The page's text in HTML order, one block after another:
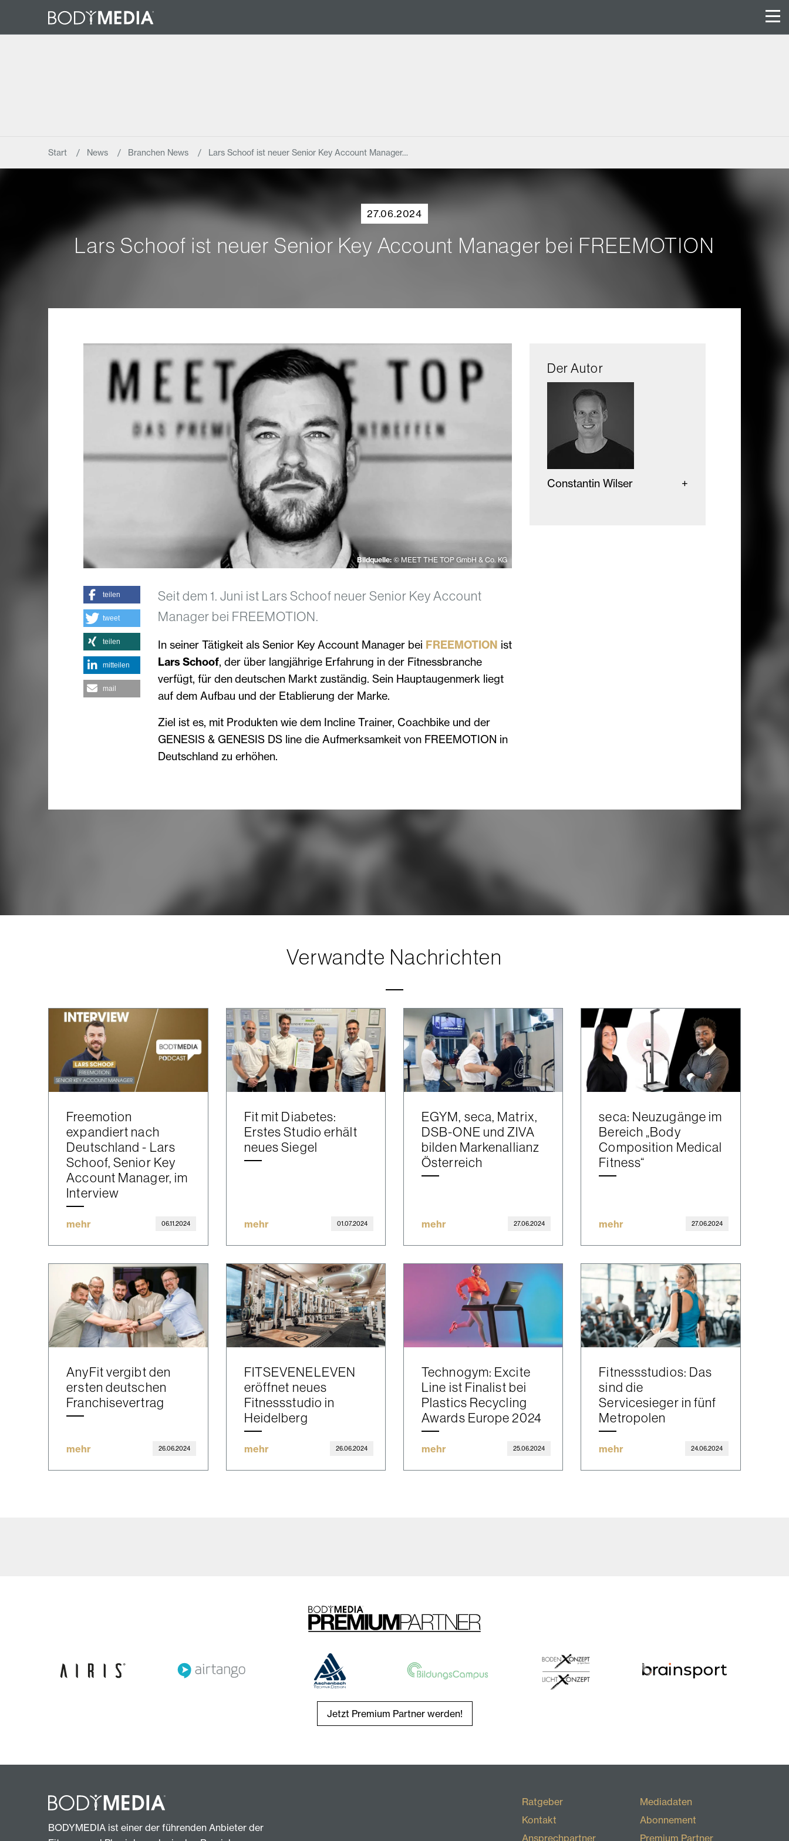
Start News Branchen News Lars Schoof ist neuer Senior Key Account Manager…
27.06.2024
Lars Schoof ist neuer Senior Key Account Manager bei FREEMOTION
Bildquelle: © MEET THE TOP GmbH & Co. KG
Seit dem 1. Juni ist Lars Schoof neuer Senior Key Account
Manager bei FREEMOTION.
In seiner Tätigkeit als Senior Key Account Manager bei FREEMOTION ist
Lars Schoof, der über langjährige Erfahrung in der Fitnessbranche
verfügt, für den deutschen Markt zuständig. Sein Hauptaugenmerk liegt
auf dem Aufbau und der Etablierung der Marke.
Ziel ist es, mit Produkten wie dem Incline Trainer, Coachbike und der
GENESIS & GENESIS DS line die Aufmerksamkeit von FREEMOTION in
Deutschland zu erhöhen.
teilen
tweet
teilen
mitteilen
mail
Der Autor
Constantin Wilser
Verwandte Nachrichten
Freemotion
expandiert nach
Deutschland - Lars
Schoof, Senior Key
Account Manager, im
Interview
mehr 06.11.2024
Fit mit Diabetes:
Erstes Studio erhält
neues Siegel
mehr 01.07.2024
EGYM, seca, Matrix,
DSB-ONE und ZIVA
bilden Markenallianz
Österreich
mehr 27.06.2024
seca: Neuzugänge im
Bereich „Body
Composition Medical
Fitness“
mehr 27.06.2024
AnyFit vergibt den
ersten deutschen
Franchisevertrag
mehr 26.06.2024
FITSEVENELEVEN
eröffnet neues
Fitnessstudio in
Heidelberg
mehr 26.06.2024
Technogym: Excite
Line ist Finalist bei
Plastics Recycling
Awards Europe 2024
mehr 25.06.2024
Fitnessstudios: Das
sind die
Servicesieger in fünf
Metropolen
mehr 24.06.2024
Jetzt Premium Partner werden!
BODYMEDIA ist einer der führenden Anbieter der
Ratgeber
Kontakt
Ansprechpartner
Mediadaten
Abonnement
Premium Partner